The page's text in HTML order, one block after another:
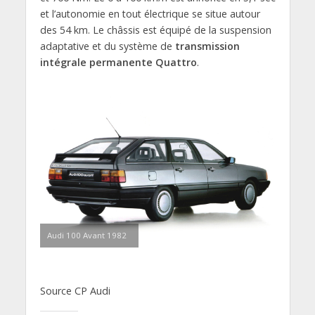
et l’autonomie en tout électrique se situe autour
des 54 km. Le châssis est équipé de la suspension
adaptative et du système de transmission
intégrale permanente Quattro.
Audi 100 Avant 1982
Source CP Audi